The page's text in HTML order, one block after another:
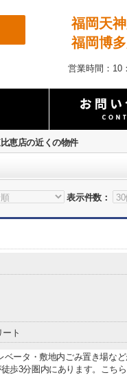
福岡天
福岡博
営業時間：10
恵店の近くの物件
表示件数：
ト
ベータ・敷地内ごみ置き場な
歩3分圏内にあります。こち